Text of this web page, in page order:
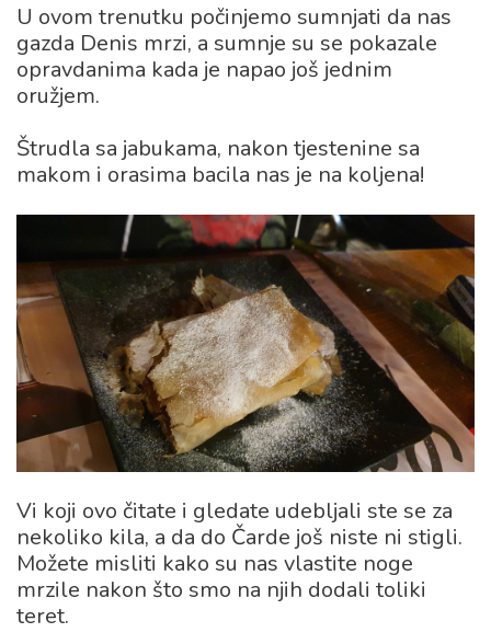
U ovom trenutku počinjemo sumnjati da nas
gazda Denis mrzi, a sumnje su se pokazale
opravdanima kada je napao još jednim
oružjem.
Štrudla sa jabukama, nakon tjestenine sa
makom i orasima bacila nas je na koljena!
Vi koji ovo čitate i gledate udebljali ste se za
nekoliko kila, a da do Čarde još niste ni stigli.
Možete misliti kako su nas vlastite noge
mrzile nakon što smo na njih dodali toliki
teret.